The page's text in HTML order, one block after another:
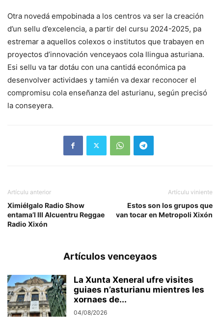
Otra novedá empobinada a los centros va ser la creación
d’un sellu d’excelencia, a partir del cursu 2024-2025, pa
estremar a aquellos colexos o institutos que trabayen en
proyectos d’innovación venceyaos cola llingua asturiana.
Esi sellu va tar dotáu con una cantidá económica pa
desenvolver actividaes y tamién va dexar reconocer el
compromisu cola enseñanza del asturianu, según precisó
la conseyera.
Artículu anterior
Ximiélgalo Radio Show
entama’l III Alcuentru Reggae
Radio Xixón
Artículu viniente
Estos son los grupos que
van tocar en Metropoli Xixón
Artículos venceyaos
La Xunta Xeneral ufre visites
guiaes n’asturianu mientres les
xornaes de...
04/08/2026